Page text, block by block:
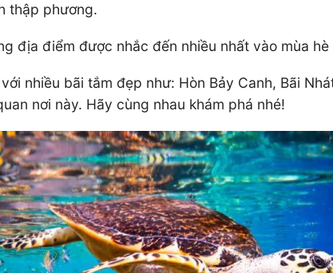
thập phương.
địa điểm được nhắc đến nhiều nhất vào mùa
nhiều bãi tắm đẹp như: Hòn Bảy Canh, Bãi
nơi này. Hãy cùng nhau khám phá nhé!